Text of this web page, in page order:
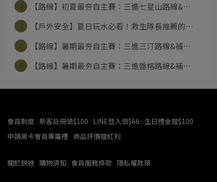
【路線】初夏最夯自主賽：三進七星山路線&⋯
【戶外安全】夏日玩水必看！救生隊長推薦的⋯
【路線】暑期最夯自主賽：三進三汀路線&補⋯
【路線】暑期最夯自主賽：三進盤榕路線&補⋯
會員制度 新客註冊領$100 LINE登入領$66 生日禮金贈$100
申請黑卡會員專屬禮 商品評價贈紅利
關於鋭速 購物須知 會員服務條款 隱私權政策